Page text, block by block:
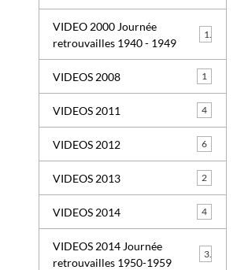
VIDEO 2000 Journée
retrouvailles 1940 - 1949
VIDEOS 2008 1
VIDEOS 2011 4
VIDEOS 2012 6
VIDEOS 2013 2
VIDEOS 2014 4
VIDEOS 2014 Journée
retrouvailles 1950-1959
3